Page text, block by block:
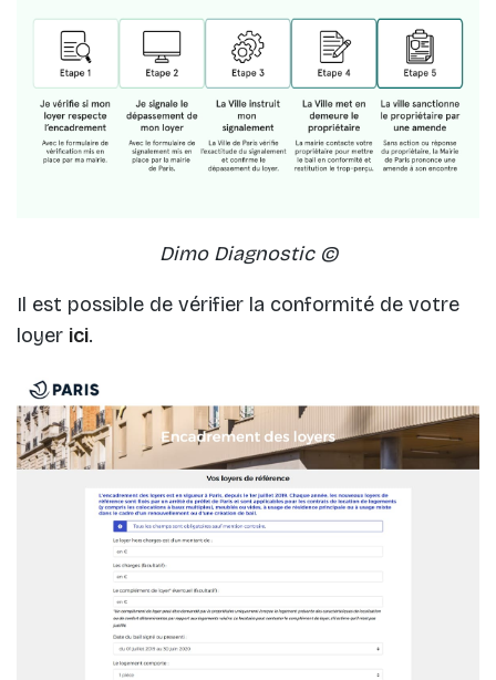
Dimo Diagnostic ©
Il est possible de vérifier la conformité de votre
loyer ici.